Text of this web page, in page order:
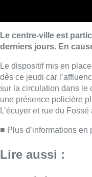
Météo : un
éclaircies